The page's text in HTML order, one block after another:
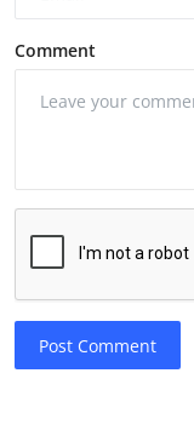
Comment
Post Comment